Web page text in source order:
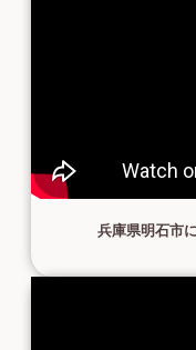
兵庫県明石市